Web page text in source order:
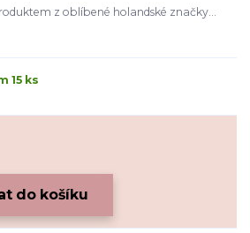
z oblíbené holandské značky...
15 ks
do košíku